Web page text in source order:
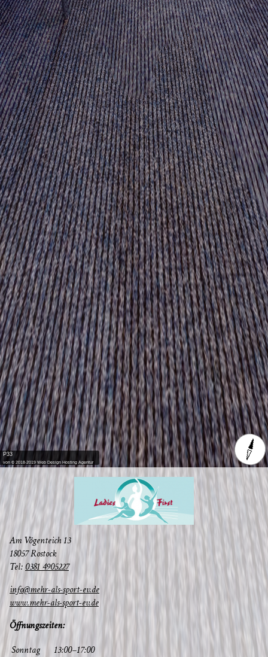
Am Vögen­teich 13
18057 Rostock
Tel: 0381 4905227
info@mehr-als-sport-ev.de
www.mehr-als-sport-ev.de
Öff­nungs­zei­ten:
Sonn­tag
13:00–17:00
P33
von © 2018-2019 Web Design Hosting Agentur